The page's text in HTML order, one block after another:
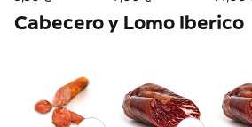
Cabecero y Lomo Iberico